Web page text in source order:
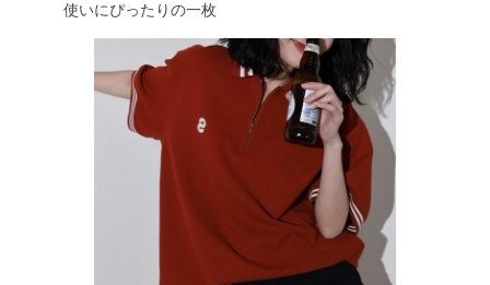
使いにぴったりの一枚